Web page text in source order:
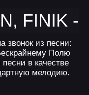
звонок из песни:
Полю
в качестве
мелодию.